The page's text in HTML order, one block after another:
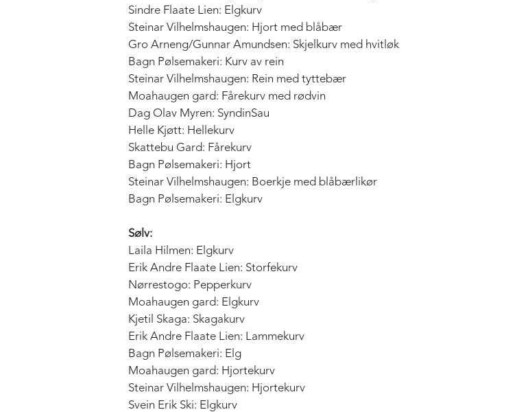
Sindre Flaate Lien: Elgkurv
Steinar Vilhelmshaugen: Hjort med blåbær
Gro Arneng/Gunnar Amundsen: Skjelkurv med hvitløk
Bagn Pølsemakeri: Kurv av rein
Steinar Vilhelmshaugen: Rein med tyttebær
Moahaugen gard: Fårekurv med rødvin
Dag Olav Myren: SyndinSau
Helle Kjøtt: Hellekurv
Skattebu Gard: Fårekurv
Bagn Pølsemakeri: Hjort
Steinar Vilhelmshaugen: Boerkje med blåbærlikør
Bagn Pølsemakeri: Elgkurv
Sølv:
Laila Hilmen: Elgkurv
Erik Andre Flaate Lien: Storfekurv
Nørrestogo: Pepperkurv
Moahaugen gard: Elgkurv
Kjetil Skaga: Skagakurv
Erik Andre Flaate Lien: Lammekurv
Bagn Pølsemakeri: Elg
Moahaugen gard: Hjortekurv
Steinar Vilhelmshaugen: Hjortekurv
Svein Erik Ski: Elgkurv